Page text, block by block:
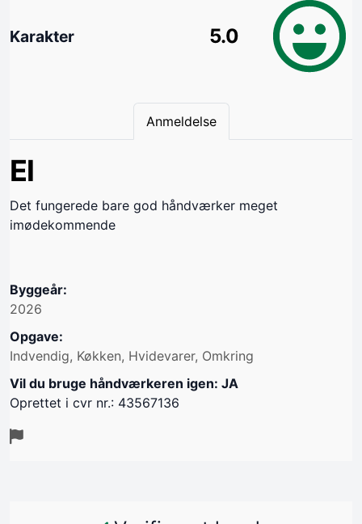
Karakter 5.0
Anmeldelse
El
Det fungerede bare god håndværker meget
imødekommende
Byggeår:
2026
Opgave:
Indvendig, Køkken, Hvidevarer, Omkring
Vil du bruge håndværkeren igen: JA
Oprettet i cvr nr.: 43567136